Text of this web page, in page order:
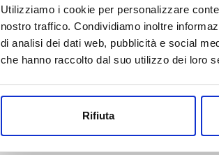
Utilizziamo i cookie per personalizzare
nostro traffico. Condividiamo inoltre
di analisi dei dati web, pubblicità e social
che hanno raccolto dal suo utilizzo dei loro
Rifiuta